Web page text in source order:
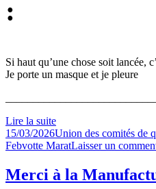
:
Si haut qu’une chose soit lancée,
Je porte un masque et je pleure
Lire la suite
Publié
le
15/03/2026Auteur
Union des comités de
Febvotte MaratLaisser un
Merci à la